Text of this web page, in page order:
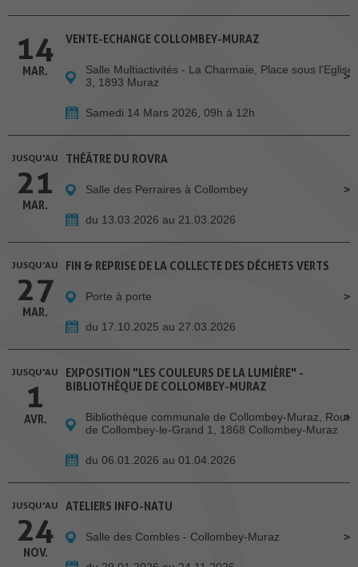
14
MAR.
VENTE-ECHANGE COLLOMBEY-MURAZ
Salle Multiactivités - La Charmaie, Place sous l'Eglise
3, 1893 Muraz
Samedi 14 Mars 2026, 09h à 12h
JUSQU'AU
21
MAR.
THÉÂTRE DU ROVRA
Salle des Perraires à Collombey
du 13.03.2026 au 21.03.2026
JUSQU'AU
27
MAR.
FIN & REPRISE DE LA COLLECTE DES DÉCHETS VERTS
Porte à porte
du 17.10.2025 au 27.03.2026
JUSQU'AU
1
AVR.
EXPOSITION "LES COULEURS DE LA LUMIÈRE" -
BIBLIOTHÈQUE DE COLLOMBEY-MURAZ
Bibliothèque communale de Collombey-Muraz, Route
de Collombey-le-Grand 1, 1868 Collombey-Muraz
du 06.01.2026 au 01.04.2026
JUSQU'AU
24
NOV.
ATELIERS INFO-NATU
Salle des Combles - Collombey-Muraz